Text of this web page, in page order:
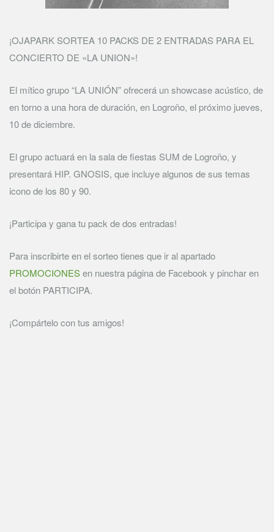
¡OJAPARK SORTEA 10 PACKS DE 2 ENTRADAS PARA EL
CONCIERTO DE «LA UNION»!
El mítico grupo “LA UNIÓN” ofrecerá un showcase acústico, de
en torno a una hora de duración, en Logroño, el próximo jueves,
10 de diciembre.
El grupo actuará en la sala de fiestas SUM de Logroño, y
presentará HIP. GNOSIS, que incluye algunos de sus temas
icono de los 80 y 90.
¡Participa y gana tu pack de dos entradas!
Para inscribirte en el sorteo tienes que ir al apartado
PROMOCIONESen nuestra página de Facebook y pinchar en
el botón PARTICIPA.
¡Compártelo con tus amigos!